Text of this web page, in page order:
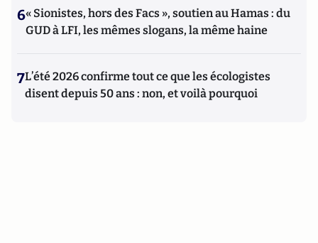
6« Sionistes, hors des Facs », soutien au Hamas : du
GUD à LFI, les mêmes slogans, la même haine
7L’été 2026 confirme tout ce que les écologistes
disent depuis 50 ans : non, et voilà pourquoi